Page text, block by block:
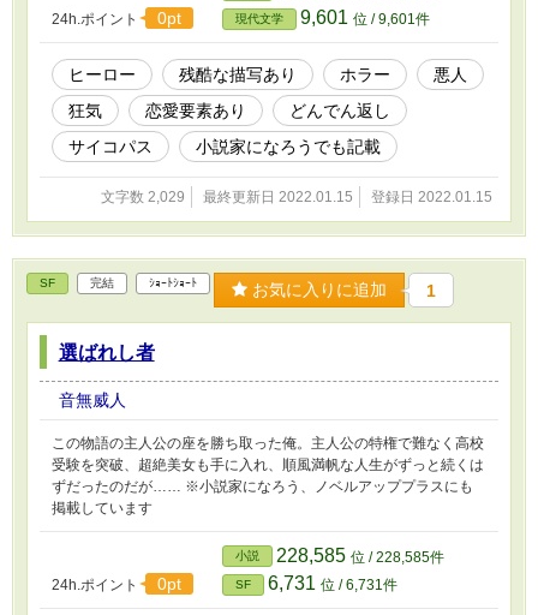
24h.ポイント 0pt 現代文学 9,601 位 / 9,601件
ヒーロー 残酷な描写あり ホラー
悪人
狂気
恋愛要素あり
どんでん返し
サイコパス
小説家になろうでも記載
文字数 2,029 最終更新日 2022.01.15 登録日 2022.01.15
SF 完結 ｼｮｰﾄｼｮｰﾄ お気に入りに追加 1
選ばれし者
音無威人
この物語の主人公の座を勝ち取った俺。主人公の特権で難なく高校
受験を突破、超絶美女も手に入れ、順風満帆な人生がずっと続くは
ずだったのだが…… ※小説家になろう、ノベルアッププラスにも
掲載しています
24h.ポイント 0pt
小説 228,585 位 / 228,585件
SF 6,731 位 / 6,731件